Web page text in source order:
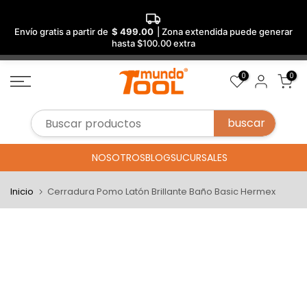
Envío gratis a partir de $ 499.00
| Zona extendida puede generar
hasta $100.00 extra
Saltar
al
0 0
NOSOTROSBLOGSUCURSALES
Inicio Cerradura Pomo Latón Brillante Baño Basic Hermex